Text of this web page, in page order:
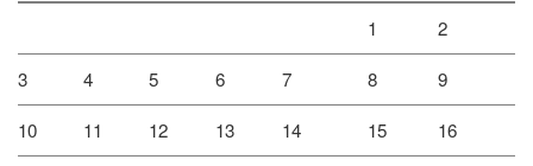
1 2
3 4 5 6 7 8 9
10 11 12 13 14 15 16